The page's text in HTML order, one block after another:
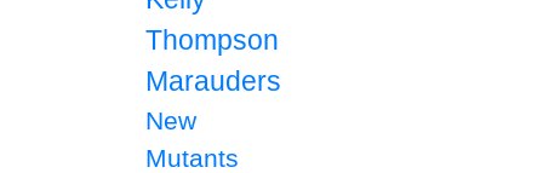
Thompson
Marauders
New
Mutants